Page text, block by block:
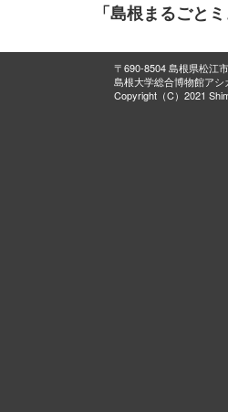
「島根まるごと
〒690-8504 島根県松江
島根大学総合博物館アシ
Copyright（C）2021